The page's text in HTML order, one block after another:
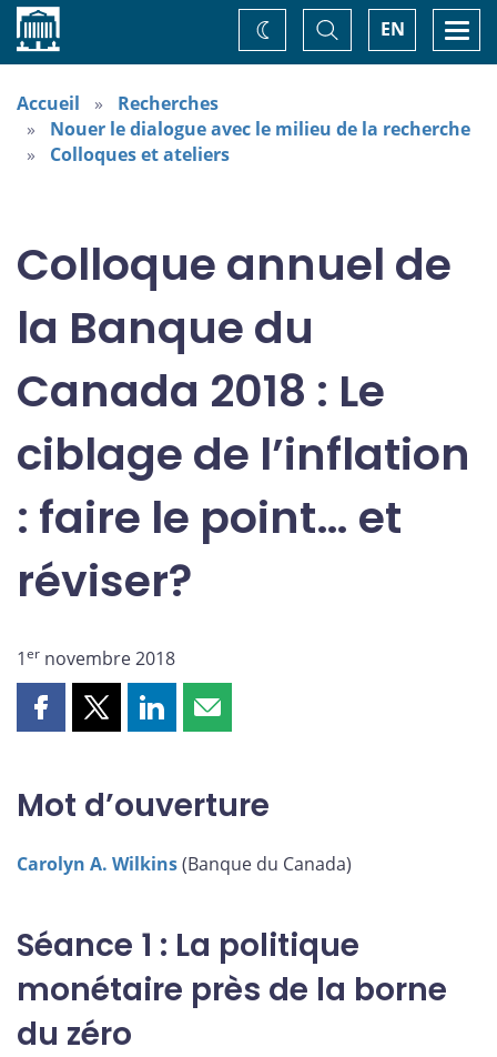
Accueil EN
Basculer
la
recherche
Changez
de
Accueil
Recherches
Nouer le dialogue avec le milieu de la recherche
Colloques et ateliers
Colloque annuel de
la Banque du
Canada 2018 : Le
ciblage de l’inflation
: faire le point… et
réviser?
1er novembre 2018
Partager
sur
Facebook
Partager
sur
X
Partager
sur
LinkedIn
Partager
par
courriel
Mot d’ouverture
Carolyn A. Wilkins(Banque du Canada)
Séance 1 : La politique
monétaire près de la borne
du zéro